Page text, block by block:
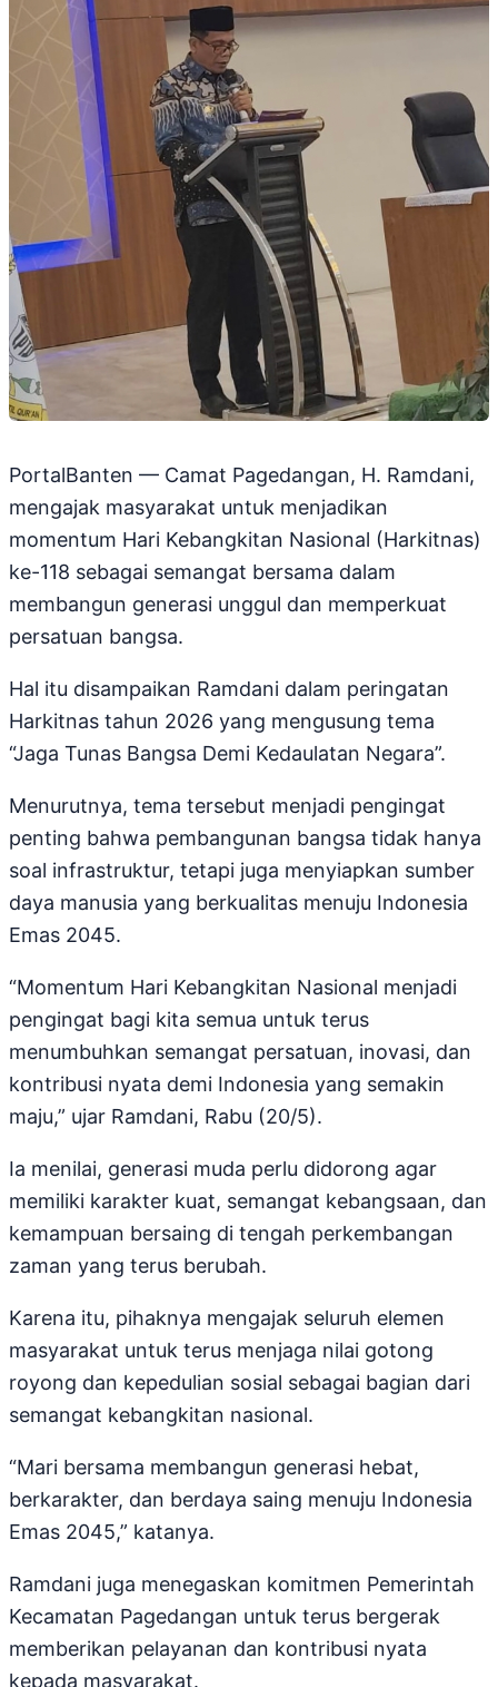
PortalBanten — Camat Pagedangan, H. Ramdani,
mengajak masyarakat untuk menjadikan
momentum Hari Kebangkitan Nasional (Harkitnas)
ke-118 sebagai semangat bersama dalam
membangun generasi unggul dan memperkuat
persatuan bangsa.
Hal itu disampaikan Ramdani dalam peringatan
Harkitnas tahun 2026 yang mengusung tema
“Jaga Tunas Bangsa Demi Kedaulatan Negara”.
Menurutnya, tema tersebut menjadi pengingat
penting bahwa pembangunan bangsa tidak hanya
soal infrastruktur, tetapi juga menyiapkan sumber
daya manusia yang berkualitas menuju Indonesia
Emas 2045.
“Momentum Hari Kebangkitan Nasional menjadi
pengingat bagi kita semua untuk terus
menumbuhkan semangat persatuan, inovasi, dan
kontribusi nyata demi Indonesia yang semakin
maju,” ujar Ramdani, Rabu (20/5).
Ia menilai, generasi muda perlu didorong agar
memiliki karakter kuat, semangat kebangsaan, dan
kemampuan bersaing di tengah perkembangan
zaman yang terus berubah.
Karena itu, pihaknya mengajak seluruh elemen
masyarakat untuk terus menjaga nilai gotong
royong dan kepedulian sosial sebagai bagian dari
semangat kebangkitan nasional.
“Mari bersama membangun generasi hebat,
berkarakter, dan berdaya saing menuju Indonesia
Emas 2045,” katanya.
Ramdani juga menegaskan komitmen Pemerintah
Kecamatan Pagedangan untuk terus bergerak
memberikan pelayanan dan kontribusi nyata
kepada masyarakat.